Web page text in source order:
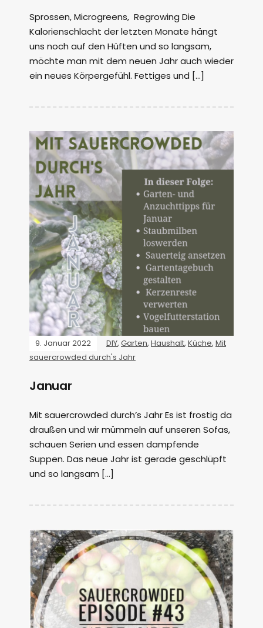
Sprossen, Microgreens, Regrowing Die
Kalorienschlacht der letzten Monate hängt
uns noch auf den Hüften und so langsam,
möchte man mit dem neuen Jahr auch wieder
ein neues Körpergefühl. Fettiges und […]
9. Januar 2022 DIY, Garten, Haushalt, Küche, Mit
sauercrowded durch's Jahr
Januar
Mit sauercrowded durch’s Jahr Es ist frostig da
draußen und wir mümmeln auf unseren Sofas,
schauen Serien und essen dampfende
Suppen. Das neue Jahr ist gerade geschlüpft
und so langsam […]